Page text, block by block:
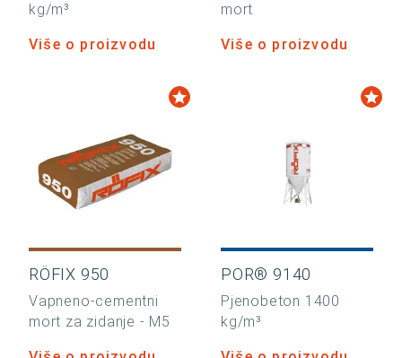
kg/m³
Više o proizvodu
mort
Više o proizvodu
RÖFIX 950
Vapneno-cementni
mort za zidanje - M5
POR® 9140
Pjenobeton 1400
kg/m³